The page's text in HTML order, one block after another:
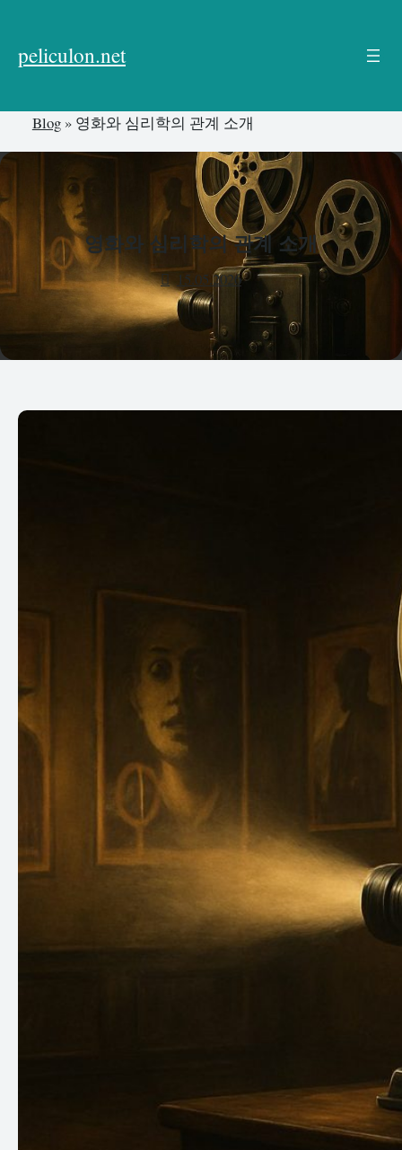
뛰
peliculon.net
Blog» 영화와 심리학의 관계 소개
영화와 심리학의 관계 소개
15.05.2026